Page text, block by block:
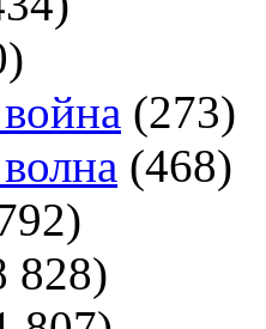
(273)
(468)
828)